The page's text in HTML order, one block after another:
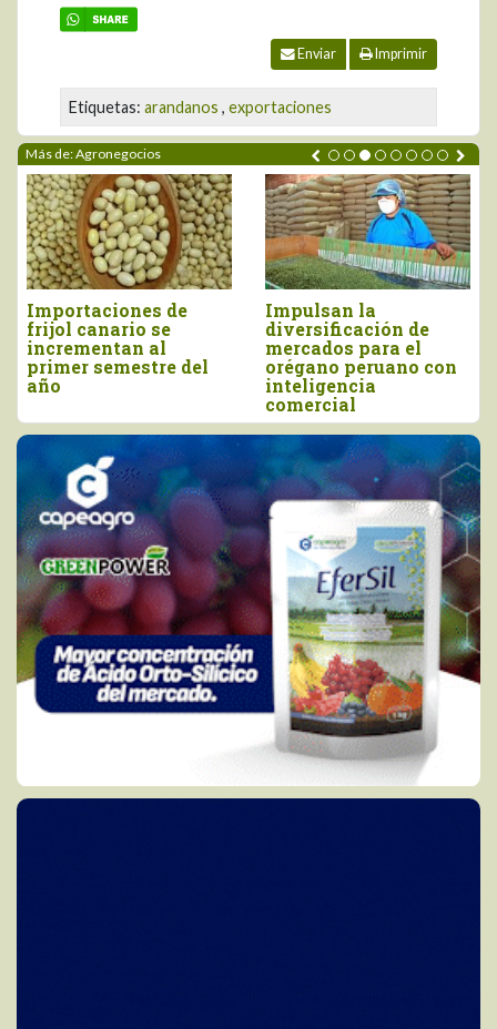
Enviar Imprimir
Etiquetas: arandanos , exportaciones
Más de: Agronegocios
Importaciones de
frijol canario se
incrementan al
primer semestre del
año
Impulsan la
diversificación de
mercados para el
orégano peruano con
inteligencia
comercial